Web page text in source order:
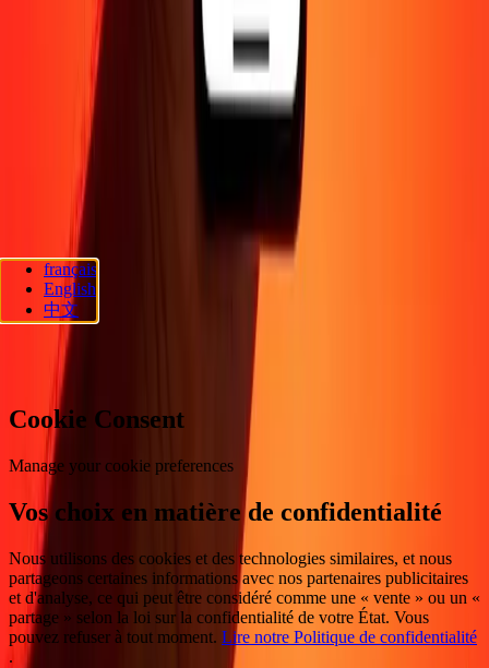
Blog
Envoyer de l'argent en
Entreprise Devenir agent
Devenir affilié
Politique de confidentialité
Avis sur les cookies
Promotion Prévention de la fraude
d'accessibilité
Suivez-nous
Ria Lithuania UAB. © 2026 Dandelion Payments, Inc. Tous droits
réservés.
Préférences en matière de cookies
français
English
中文
Cookie Consent
Manage your cookie preferences
Vos choix en matière de confidentialité
Nous utilisons des cookies et des technologies similaires, et nous
partageons certaines informations avec nos partenaires publicitaires
et d'analyse, ce qui peut être considéré comme une « vente » ou un «
partage » selon la loi sur la confidentialité de votre État. Vous
pouvez refuser à tout moment. Lire notre Politique de confidentialité
.